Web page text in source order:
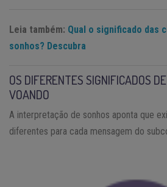
Leia também: Qual o significado das
sonhos? Descubra
OS DIFERENTES SIGNIFICADOS
VOANDO
A interpretação de sonhos aponta que
diferentes para cada mensagem do